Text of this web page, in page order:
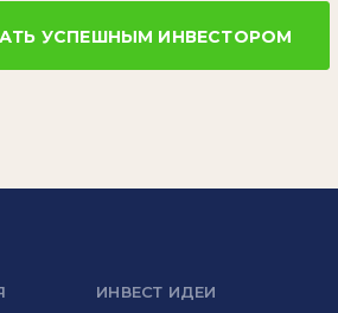
УСПЕШНЫМ ИНВЕСТОРОМ
ИНВЕСТ ИДЕИ